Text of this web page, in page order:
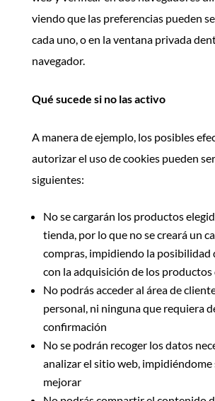
viendo que las preferencias pueden
cada uno, o en la ventana privada
navegador.
Qué sucede si no las activo
A manera de ejemplo, los posibles
autorizar el uso de cookies pueden
siguientes:
No se cargarán los productos
tienda, por lo que no se creará un
compras, impidiendo la posibilidad
con la adquisición de los productos
No podrás acceder al área de
personal, ni ninguna que requiera
confirmación
No se podrán recoger los datos
analizar el sitio web, impidiéndome
mejorar